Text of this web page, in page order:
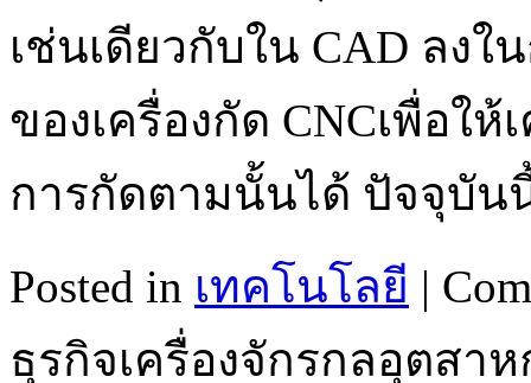
เช่นเดียวกับใน CAD ลง
ของเครื่องกัด CNCเพื่อใ
การกัดตามนั้นได้ ปัจจุบั
Posted in เทคโนโลยี |
ธุรกิจเครื่องจักรกลอุตสา